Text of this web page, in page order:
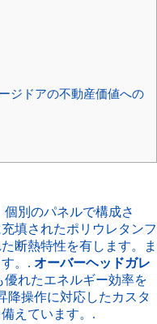
ジドアの不動産価値への
個別のパネルで構成さ
填されたポリウレタンフ
断熱特性を有します。ま
。. オーバーヘッドガレ
れたエネルギー効率を
降操作に対応したカスタ
えています。.